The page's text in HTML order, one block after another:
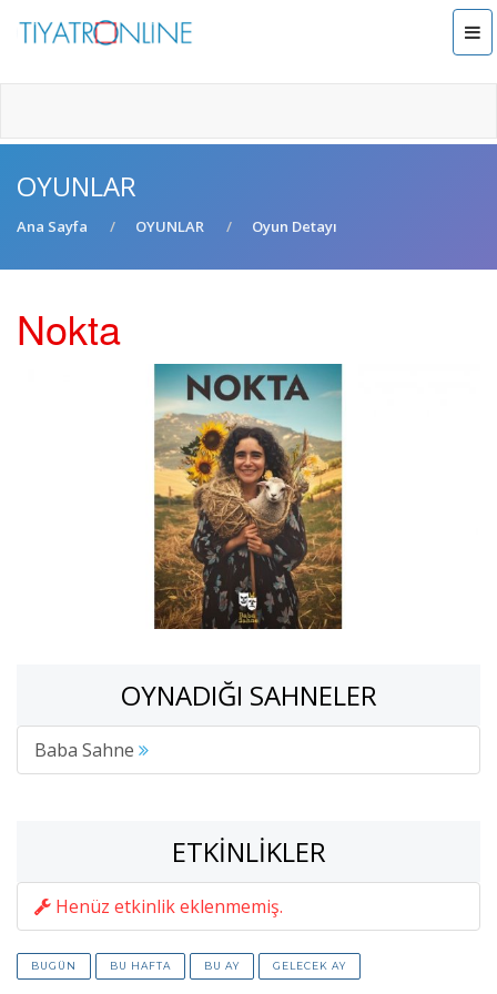
OYUNLAR
Ana Sayfa OYUNLAR Oyun Detayı
Nokta
OYNADIĞI SAHNELER
Baba Sahne
ETKINLIKLER
Henüz etkinlik eklenmemiş.
BUGÜN BU HAFTA BU AY GELECEK AY